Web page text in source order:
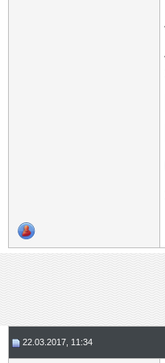
22.03.2017, 11:34